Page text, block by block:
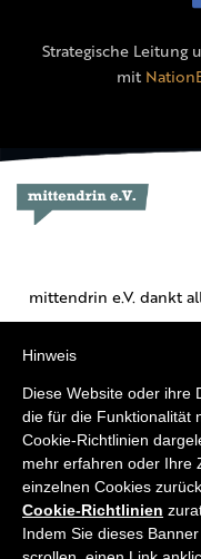
Strategische Leitung
mit
mittendrin e.V. dankt
Hinweis
Diese Website oder ihre
die für die Funktionalität
Cookie-Richtlinien
mehr erfahren oder Ihre
einzelnen Cookies
Cookie-Richtlinien
Indem Sie dieses